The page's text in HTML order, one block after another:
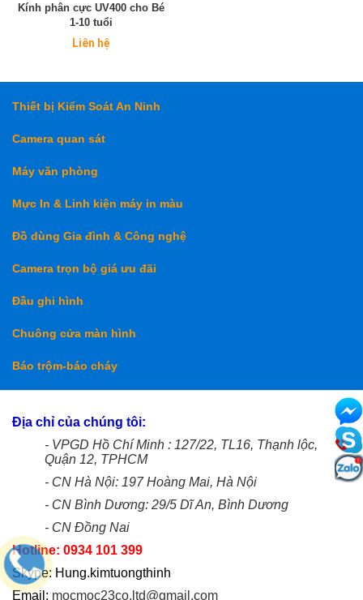
Kính phân cực UV400 cho Bé
1-10 tuổi
Liên hệ
Thiết bị Kiểm Soát An Ninh
Camera quan sát
Máy văn phòng
Mực In & Linh kiện máy in màu
Đồ dùng Gia đình & Công nghệ
Camera trọn bộ giá ưu đãi
Đầu ghi hình
Chuông cửa màn hình
Báo trộm-báo cháy
Địa chỉ của chúng tôi:
- VPGD Hồ Chí Minh : 127/22, TL16, Thạnh lộc,
Quận 12, TPHCM
- CN Hà Nội: 197 Hoàng Mai, Hà Nội
- CN Bình Dương: 29/5 Dĩ An, Bình Dương
- CN Đồng Nai
Hotline: 0934 101 399
Skype: Hung.kimtuongthinh
Email: mocmoc23co.ltd@gmail.com